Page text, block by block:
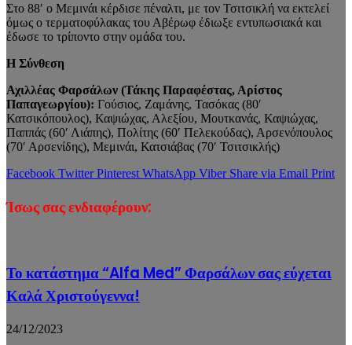
Στο 88′ ο Μεμινάι κέρδισε πέναλτι, με τον Τσιτσικλή να εκτελεί
όμως ο τερματοφύλακας του Αβέρωφ έδιωξε εντυπωσιακά και
έδωσε το τρίποντο στην ομάδα του.
Η Σύνθεση
Αχιλλέας Φαρσάλων (Τάκης Παραφέστας, Αρίστος
Παπαγεωργίου): Γούσιος, Ζαμάνης, Τασόκας (80′
Κατσικόπουλος), Καψιώχας, Αλεξίου, Μουτκανάς, Καψιώχας,
Παππάς (60′ Λιάπης), Πολίτης (60′ Πελεκούδας), Αρσενόπουλος
(70′ Αρσενίδης), Μεμινάι, Κατσιάβας (70′ Τσιτσικλής)
Facebook Twitter Pinterest WhatsApp Viber Share via Email Print
Ίσως σας ενδιαφέρουν:
Το κατάστημα “Alfa Med” Φαρσάλων σας εύχεται
Καλά Χριστούγεννα!
24/12/2023